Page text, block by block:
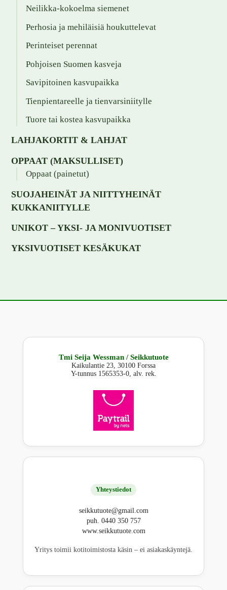
Neilikka-kokoelma siemenet
Perhosia ja mehiläisiä houkuttelevat
Perinteiset perennat
Pohjoisen Suomen kasveja
Savipitoinen kasvupaikka
Tienpientareelle ja tienvarsiniitylle
Tuore tai kostea kasvupaikka
LAHJAKORTIT & LAHJAT
OPPAAT (MAKSULLISET)
Oppaat (painetut)
SUOJAHEINÄT JA NIITTYHEINÄT
KUKKANIITYLLE
UNIKOT – YKSI- JA MONIVUOTISET
YKSIVUOTISET KESÄKUKAT
Tmi Seija Wessman / Seikkutuote
Kaikulantie 23, 30100 Forssa
Y-tunnus 1565353-0, alv. rek.
Yhteystiedot
seikkutuote@gmail.com
puh. 0440 350 757
www.seikkutuote.com
Yritys toimii kotitoimistosta käsin – ei asiakaskäyntejä.